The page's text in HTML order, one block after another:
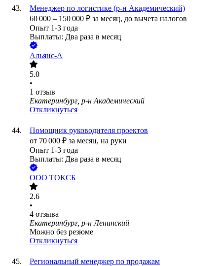
Менеджер по логистике (р-н Академический)
60 000 – 150 000 ₽ за месяц, до вычета налогов
Опыт 1-3 года
Выплаты: Два раза в месяц
Альянс-А
5.0
•
1 отзыв
Екатеринбург, р-н Академический
Откликнуться
Помощник руководителя проектов
от 70 000 ₽ за месяц, на руки
Опыт 1-3 года
Выплаты: Два раза в месяц
ООО ТОКСБ
2.6
•
4 отзыва
Екатеринбург, р-н Ленинский
Можно без резюме
Откликнуться
Региональный менеджер по продажам